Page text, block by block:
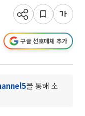
구글 선호매체 추가
을 통해 소